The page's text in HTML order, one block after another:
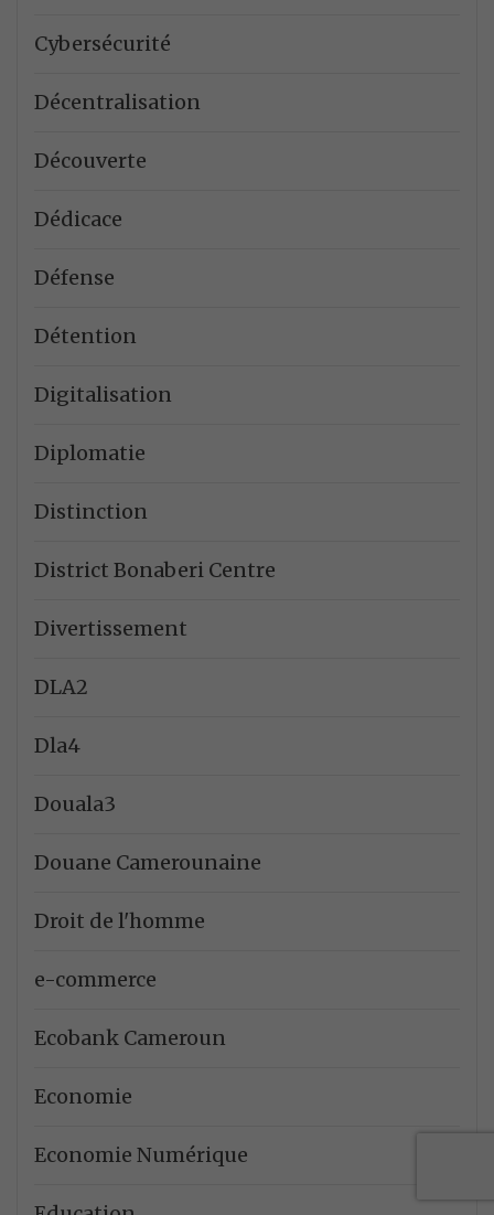
Cybersécurité
Décentralisation
Découverte
Dédicace
Défense
Détention
Digitalisation
Diplomatie
Distinction
District Bonaberi Centre
Divertissement
DLA2
Dla4
Douala3
Douane Camerounaine
Droit de l'homme
e-commerce
Ecobank Cameroun
Economie
Economie Numérique